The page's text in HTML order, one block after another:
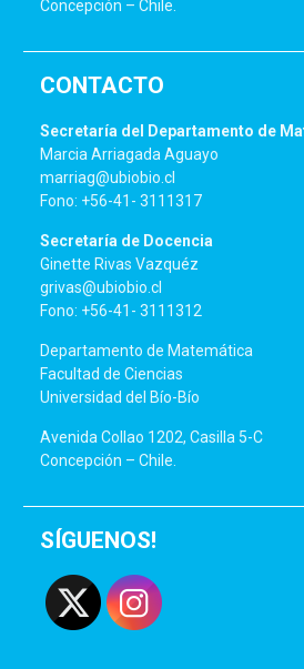
Concepción – Chile.
CONTACTO
Secretaría del Departamento de
Marcia Arriagada Aguayo
marriag@ubiobio.cl
Fono: +56-41- 3111317
Secretaría de Docencia
Ginette Rivas Vazquéz
grivas@ubiobio.cl
Fono: +56-41- 3111312
Departamento de Matemática
Facultad de Ciencias
Universidad del Bío-Bío
Avenida Collao 1202, Casilla 5-C
Concepción – Chile.
SÍGUENOS!